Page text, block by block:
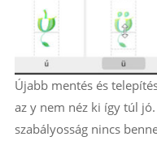
Újabb mentés és
az y nem néz ki így túl
szabályosság nincs